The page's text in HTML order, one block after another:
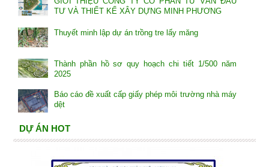
TƯ VÀ THIẾT KẾ XÂY DỰNG MINH PHƯƠNG
Thuyết minh lập dự án trồng tre lấy măng
Thành phần hồ sơ quy hoạch chi tiết 1/500 năm
2025
Báo cáo đề xuất cấp giấy phép môi trường nhà máy
dệt
DỰ ÁN HOT